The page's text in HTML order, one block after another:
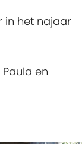
in het najaar
en